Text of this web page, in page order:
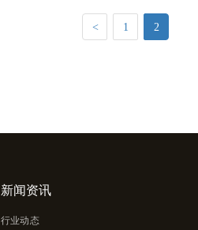
< 1 2
新闻资讯
行业动态